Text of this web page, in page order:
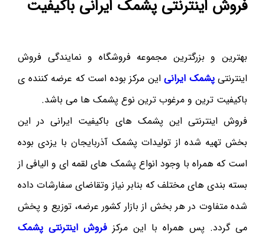
فروش اینترنتی پشمک ایرانی باکیفیت
بهترین و بزرگترین مجموعه فروشگاه و نمایندگی فروش
اینترنتیپشمک ایرانی این مرکز بوده است که عرضه کننده ی
باکیفیت ترین و مرغوب ترین نوع پشمک ها می باشد.
فروش اینترنتی این پشمک های باکیفیت ایرانی در این
بخش تهیه شده از تولیدات پشمک آذربایجان با یزدی بوده
است که همراه با وجود انواع پشمک های لقمه ای و الیافی از
بسته بندی های مختلف که بنابر نیاز وتقاضای سفارشات داده
شده متفاوت در هر بخش از بازار کشور عرضه، توزیع و پخش
می گردد. پس همراه با این مرکز فروش اینترنتی پشمک